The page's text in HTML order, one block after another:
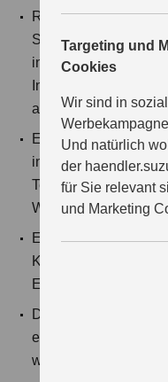
Targeting und
Cookies
Wir sind in
Und natürlich
der
für Sie relevant
und Marketing
Rechtlich
in Fahrzeugvisuals
Informationen
angegeben.
Einzelne durch den
insbesondere PDF-
Textbausteine,
WCAG-Kriterien.
Einbindung externer
Kartendienste), auf
Einfluss haben.
Die Bedienbarkeit
eingeschränkt sein,
wird kontinuierlich